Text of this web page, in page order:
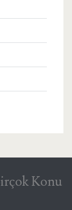
Konu